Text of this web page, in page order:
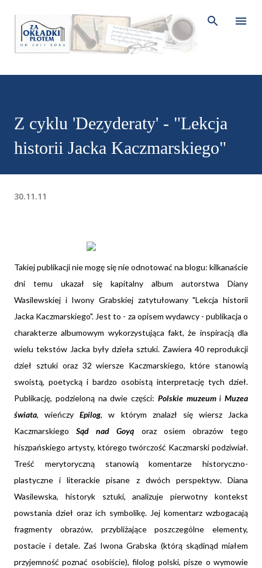
Przejdź do głównej zawartości
Z cyklu 'Dezyderaty' - "Lekcja
historii Jacka Kaczmarskiego"
30.11.11
Takiej publikacji nie mogę się nie odnotować na blogu: kilkanaście
dni temu ukazał się kapitalny album autorstwa Diany
Wasilewskiej i Iwony Grabskiej zatytułowany "Lekcja historii
Jacka Kaczmarskiego". Jest to - za opisem wydawcy - publikacja o
charakterze albumowym wykorzystująca fakt, że inspiracją dla
wielu tekstów Jacka były dzieła sztuki. Zawiera 40 reprodukcji
dzieł sztuki oraz 32 wiersze Kaczmarskiego, które stanowią
swoistą, poetycką i bardzo osobistą interpretację tych dzieł.
Publikację, podzieloną na dwie części: Polskie muzeumi Muzea
świata, wieńczyEpilog, w którym znalazł się wiersz Jacka
KaczmarskiegoSąd nad Goyą oraz osiem obrazów tego
hiszpańskiego artysty, którego twórczość Kaczmarski podziwiał.
Treść merytoryczną stanowią komentarze historyczno-
plastyczne i literackie pisane z dwóch perspektyw. Diana
Wasilewska, historyk sztuki, analizuje pierwotny kontekst
powstania dzieł oraz ich symbolikę. Jej komentarz wzbogacają
fragmenty obrazów, przybliżające poszczególne elementy,
postacie i detale. Zaś Iwona Grabska (którą skądinąd miałem
przyjemność poznać osobiście), filolog polski, pisze o wymowie